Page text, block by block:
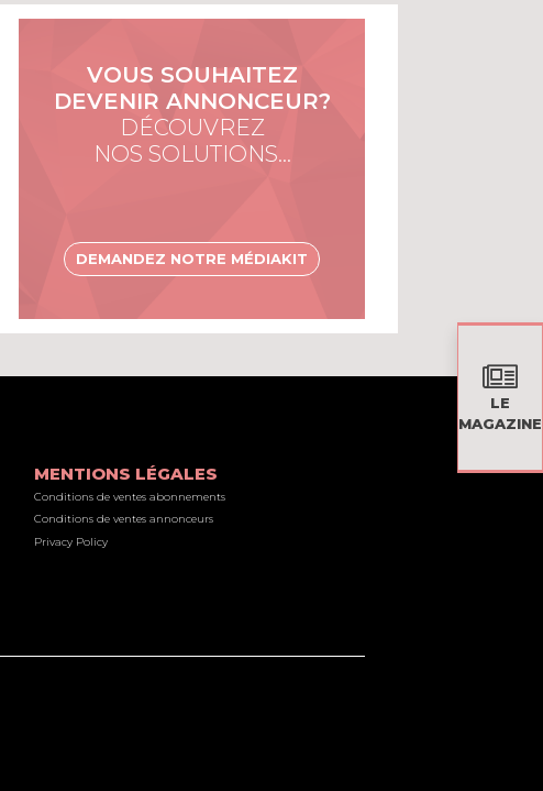
LE
MAGAZINE
VOUS SOUHAITEZ
DEVENIR ANNONCEUR?
DÉCOUVREZ
NOS SOLUTIONS…
DEMANDEZ NOTRE MÉDIAKIT
MENTIONS LÉGALES
Conditions de ventes abonnements
Conditions de ventes annonceurs
Privacy Policy